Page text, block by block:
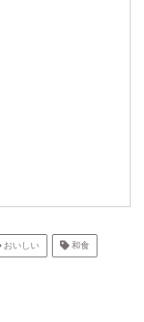
おいしい 和食